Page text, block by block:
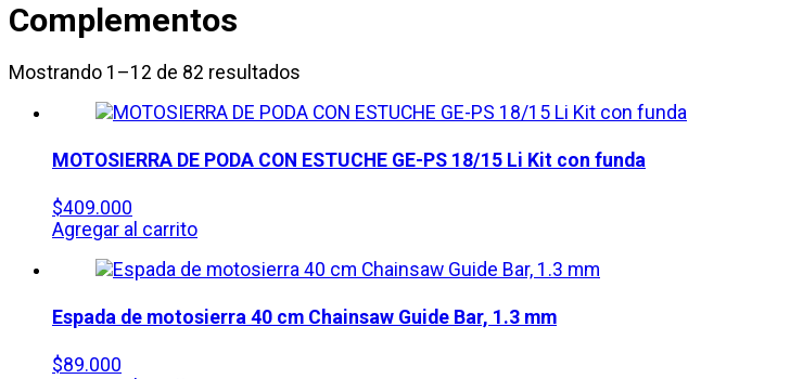
Complementos
Mostrando 1–12 de 82 resultados
MOTOSIERRA DE PODA CON ESTUCHE GE-PS 18/15 Li Kit con funda
$409.000
Agregar al carrito
Espada de motosierra 40 cm Chainsaw Guide Bar, 1.3 mm
$89.000